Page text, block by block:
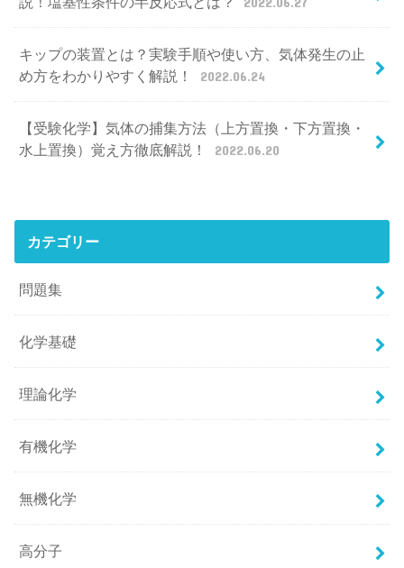
キップの装置とは？実験手順や使い方、気体発生の止
め方をわかりやすく解説！
2022.06.24
【受験化学】気体の捕集方法（上方置換・下方置換・
水上置換）覚え方徹底解説！
2022.06.20
カテゴリー
問題集
化学基礎
理論化学
有機化学
無機化学
高分子